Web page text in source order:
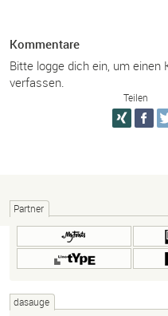
Kommentare
Bitte logge dich ein, um einen
verfassen.
Teilen
Partner
dasauge